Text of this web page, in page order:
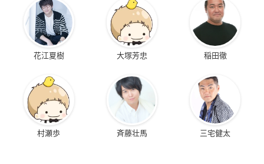
花江夏樹 大塚芳忠 稲田徹
村瀬歩 斉藤壮馬 三宅健太